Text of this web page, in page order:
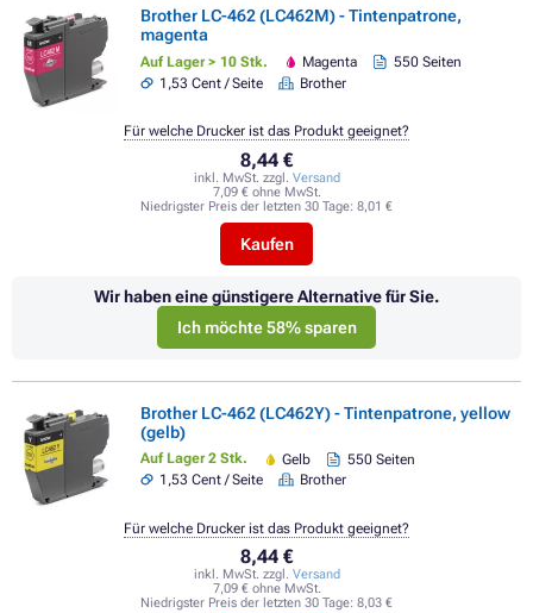
Brother LC-462 (LC462M) - Tintenpatrone,
magenta
Auf Lager > 10 Stk. Magenta
550 Seiten
1,53 Cent / Seite
Brother
8,44 €
inkl. MwSt. zzgl. Versand
7,09 € ohne MwSt.
Niedrigster Preis der letzten 30 Tage: 8,01 €
Kaufen
Für welche Drucker ist das Produkt geeignet?
Wir haben eine günstigere Alternative für Sie.
Ich möchte 58% sparen
Brother LC-462 (LC462Y) - Tintenpatrone, yellow
(gelb)
Auf Lager 2 Stk. Gelb
550 Seiten
1,53 Cent / Seite
Brother
8,44 €
inkl. MwSt. zzgl. Versand
7,09 € ohne MwSt.
Niedrigster Preis der letzten 30 Tage: 8,03 €
Für welche Drucker ist das Produkt geeignet?